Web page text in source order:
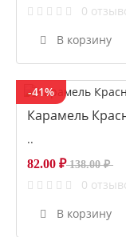
0
В корзину
-41%
Карамель
..
138.00 ₽
82.00 ₽
0
В корзину